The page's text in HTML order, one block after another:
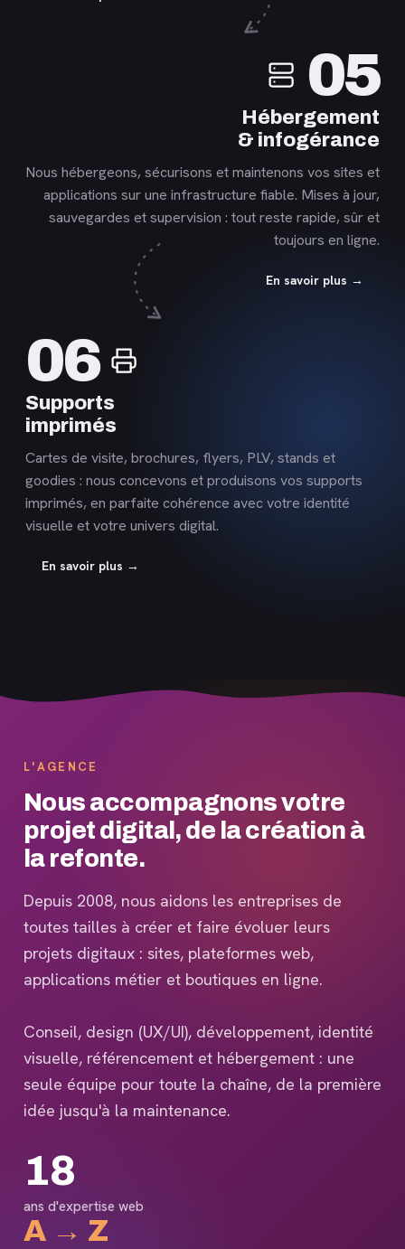
05
Hébergement
& infogérance
savoir
plus
Nous hébergeons, sécurisons et maintenons vos sites et
applications sur une infrastructure fiable. Mises à jour,
sauvegardes et supervision : tout reste rapide, sûr et
toujours en ligne.
En savoir plus →
Cartes de visite, brochures, flyers, PLV, stands et
goodies : nous concevons et produisons vos supports
imprimés, en parfaite cohérence avec votre identité
visuelle et votre univers digital.
En savoir plus →
savoir
plus
Supports
imprimés
06
L'AGENCE
Nous accompagnons votre
projet digital, de la création à
la refonte.
Depuis 2008, nous aidons les entreprises de
toutes tailles à créer et faire évoluer leurs
projets digitaux : sites, plateformes web,
applications métier et boutiques en ligne.
Conseil, design (UX/UI), développement, identité
visuelle, référencement et hébergement : une
seule équipe pour toute la chaîne, de la première
idée jusqu'à la maintenance.
18
ans d'expertise web
A → Z